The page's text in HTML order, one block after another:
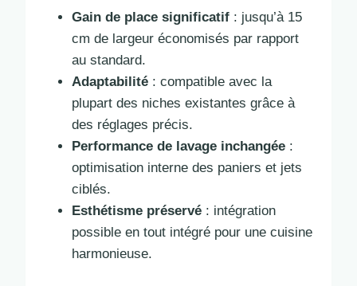
Gain de place significatif : jusqu’à 15
cm de largeur économisés par rapport
au standard.
Adaptabilité : compatible avec la
plupart des niches existantes grâce à
des réglages précis.
Performance de lavage inchangée :
optimisation interne des paniers et jets
ciblés.
Esthétisme préservé : intégration
possible en tout intégré pour une cuisine
harmonieuse.